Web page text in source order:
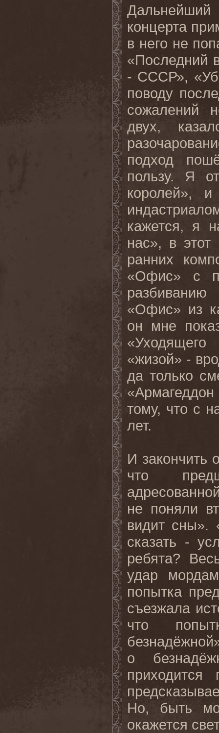
концерта
в него не
«Последний
- СССР»,
поводу
сожалений
двух,
подход
пользу. Я
королей»,
кажется, я
нас», в
ранних
«Офис» с
«Офис» из
он мне
«жизой» -
да только
тому, что с
лет.
И закончить
что
не поняли
видит
сказать -
ребята?
удар
попытка
съезжала
что
о
приходится
Но, быть
окажется